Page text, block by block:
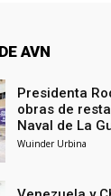
AVN
Presidenta
obras de
Naval de La
Wuinder Urbina